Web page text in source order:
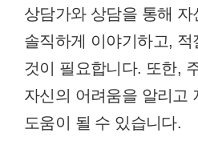
상담가와 상담을 통해 자
솔직하게 이야기하고,
것이 필요합니다. 또한,
자신의 어려움을 알리고
도움이 될 수 있습니다.